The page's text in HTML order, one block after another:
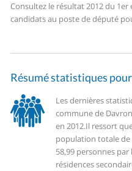
Consultez le résultat 2012 du
candidats au poste de député
Résumé statistiques
Les dernières
commune de
en 2012.Il ressort
population totale de
58,99 personnes par
résidences